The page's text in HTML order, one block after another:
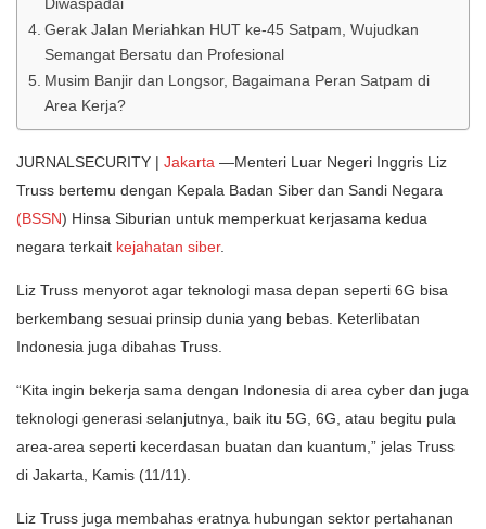
Gerak Jalan Meriahkan HUT ke-45 Satpam, Wujudkan
Semangat Bersatu dan Profesional
Musim Banjir dan Longsor, Bagaimana Peran Satpam di
Area Kerja?
JURNALSECURITY | Jakarta —Menteri Luar Negeri Inggris Liz
Truss bertemu dengan Kepala Badan Siber dan Sandi Negara
(BSSN) Hinsa Siburian untuk memperkuat kerjasama kedua
negara terkait kejahatan siber.
Liz Truss menyorot agar teknologi masa depan seperti 6G bisa
berkembang sesuai prinsip dunia yang bebas. Keterlibatan
Indonesia juga dibahas Truss.
“Kita ingin bekerja sama dengan Indonesia di area cyber dan juga
teknologi generasi selanjutnya, baik itu 5G, 6G, atau begitu pula
area-area seperti kecerdasan buatan dan kuantum,” jelas Truss
di Jakarta, Kamis (11/11).
Liz Truss juga membahas eratnya hubungan sektor pertahanan